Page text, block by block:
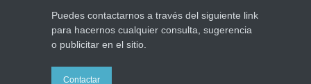
Puedes contactarnos a través del siguiente link
para hacernos cualquier consulta, sugerencia
o publicitar en el sitio.
Contactar